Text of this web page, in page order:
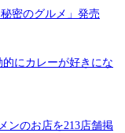
密のグルメ」発売
にカレーが好きにな
ンのお店を213店舗掲